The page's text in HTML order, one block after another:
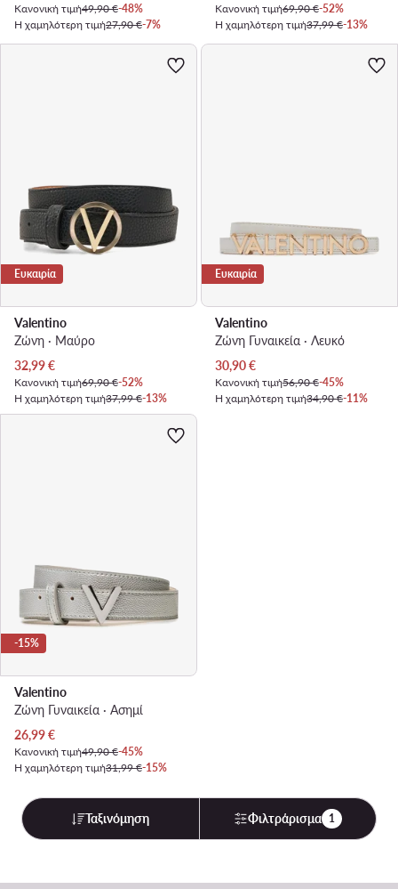
Κανονική τιμή49,90 €-48%
Η χαμηλότερη τιμή27,90 €-7%
Κανονική τιμή69,90 €-52%
Η χαμηλότερη τιμή37,99 €-13%
Ευκαιρία
Valentino
Ζώνη · Μαύρο
Τρέχουσα τιμή
32,99€
Κανονική τιμή69,90 €-52%
Η χαμηλότερη τιμή37,99 €-13%
Ευκαιρία
Valentino
Ζώνη Γυναικεία · Λευκό
Τρέχουσα τιμή
30,90€
Κανονική τιμή56,90 €-45%
Η χαμηλότερη τιμή34,90 €-11%
-15%
Valentino
Ζώνη Γυναικεία · Ασημί
Τρέχουσα τιμή
26,99€
Κανονική τιμή49,90 €-45%
Η χαμηλότερη τιμή31,99 €-15%
Ταξινόμηση Φιλτράρισμα 1